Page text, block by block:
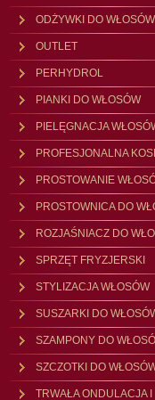
ODŻYWKI DO WŁOSÓW
OUTLET
PERHYDROL
PIANKI DO WŁOSÓW
PIELĘGNACJA
PROFESJONALNA
PROSTOWANIE
PROSTOWNICA DO
ROZJAŚNIACZ DO
SPRZĘT FRYZJERSKI
STYLIZACJA WŁOSÓW
SUSZARKI DO
SZAMPONY DO
SZCZOTKI DO
TRWAŁA ONDULACJA I